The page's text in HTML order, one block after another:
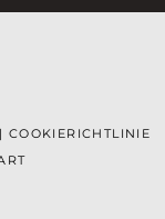
| COOKIERICHTLINIE